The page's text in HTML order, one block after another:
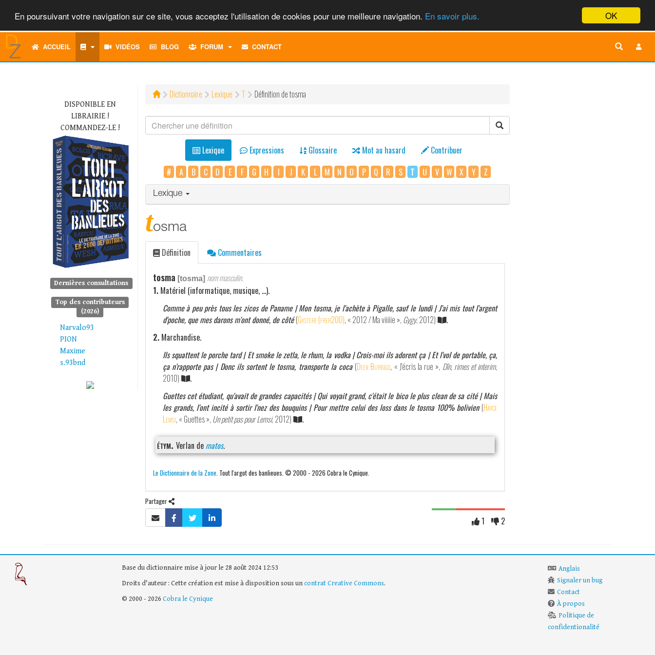
OK
En poursuivant votre navigation sur ce site, vous acceptez l'utilisation de cookies pour une meilleure navigation. En savoir plus.
ACCUEIL VIDÉOS BLOG FORUM
TOGGLECONTACT
DISPONIBLE EN
LIBRAIRIE !
COMMANDEZ-LE !
Dernières consultations
Top des contributeurs
(2026)
Narvalo93
PION
Maxime
s.93bnd
Dictionnaire Lexique T Définition de tosma
Lexique Expressions Glossaire Mot au hasard
Contribuer
#
A B C D E F G H I J K L M N O P Q R S T U V W X Y Z
Lexique
tosma
Définition Commentaires
tosma [tosma] nom masculin.
1. Matériel (informatique, musique, …).
Comme à peu près tous les zicos de Paname | Mon tosma, je l'achète à Pigalle, sauf le lundi | J'ai mis tout l'argent
d'poche, que mes darons m'ont donné, de côté (Gystere (frer200), « 2012 / Ma viiiiie », Gygy, 2012)
.
2. Marchandise.
Ils squattent le porche tard | Et smoke le zetla, le rhum, la vodka | Crois-moi ils adorent ça | Et l'vol de portable, ça,
ça n'rapporte pas | Donc ils sortent le tosma, transporte la coca (Deen Burbigo, « J'écris la rue », Dîn, rimes et interim,
2010)
.
Guettes cet étudiant, qu'avait de grandes capacités | Qui voyait grand, c'était le bico le plus clean de sa cité | Mais
les grands, l'ont incité à sortir l'nez des bouquins | Pour mettre celui des loss dans le tosma 100% bolivien (Hayce
Lemsi, « Guettes », Un petit pas pour Lemsi, 2012) .
étym. Verlan de matos.
Le Dictionnaire de la Zone. Tout l'argot des banlieues. © 2000 - 2026 Cobra le Cynique.
Partager
1 2
Base du dictionnaire mise à jour le 28 août 2024 12:53
Droits d'auteur : Cette création est mise à disposition sous uncontrat Creative Commons.
© 2000 - 2026 Cobra le Cynique
Anglais
Signaler un bug
Contact
À propos
Politique de
confidentionalité